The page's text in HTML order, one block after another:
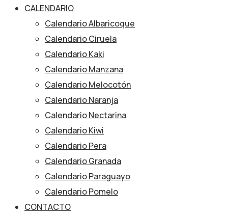
CALENDARIO
Calendario Albaricoque
Calendario Ciruela
Calendario Kaki
Calendario Manzana
Calendario Melocotón
Calendario Naranja
Calendario Nectarina
Calendario Kiwi
Calendario Pera
Calendario Granada
Calendario Paraguayo
Calendario Pomelo
CONTACTO